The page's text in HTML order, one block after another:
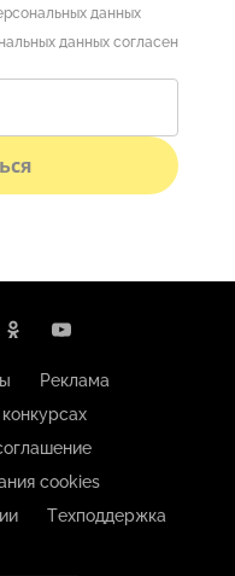
данных
данных согласен
Реклама
cookies
Техподдержка